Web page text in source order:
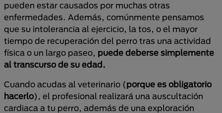
pueden estar causados por muchas otras
enfermedades. Además, comúnmente pensamos
que su intolerancia al ejercicio, la tos, o el mayor
tiempo de recuperación del perro tras una actividad
física o un largo paseo, puede deberse simplemente
al transcurso de su edad.
Cuando acudas al veterinario (porque es obligatorio
hacerlo), el profesional realizará una auscultación
cardiaca a tu perro, además de una exploración